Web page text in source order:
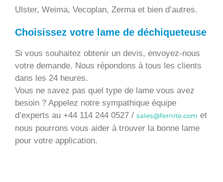
Ulster, Weima, Vecoplan, Zerma et bien d’autres.
Choisissez votre lame de déchiqueteuse
Si vous souhaitez obtenir un devis, envoyez-nous
votre demande. Nous répondons à tous les clients
dans les 24 heures.
Vous ne savez pas quel type de lame vous avez
besoin ? Appelez notre sympathique équipe
d’experts au +44 114 244 0527 / sales@fernite.com et
nous pourrons vous aider à trouver la bonne lame
pour votre application.